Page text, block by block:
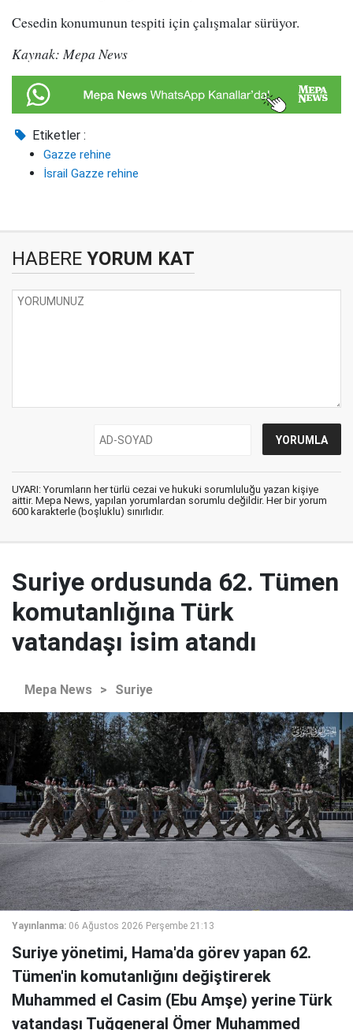
Cesedin konumunun tespiti için çalışmalar sürüyor.
Kaynak: Mepa News
Etiketler :
Gazze rehine
İsrail Gazze rehine
HABERE YORUM KAT
UYARI: Yorumların her türlü cezai ve hukuki sorumluluğu yazan kişiye
aittir. Mepa News, yapılan yorumlardan sorumlu değildir. Her bir yorum
600 karakterle (boşluklu) sınırlıdır.
Suriye ordusunda 62. Tümen
komutanlığına Türk
vatandaşı isim atandı
Mepa News > Suriye
Yayınlanma: 06 Ağustos 2026 Perşembe 21:13
Suriye yönetimi, Hama'da görev yapan 62.
Tümen'in komutanlığını değiştirerek
Muhammed el Casim (Ebu Amşe) yerine Türk
vatandaşı Tuğgeneral Ömer Muhammed